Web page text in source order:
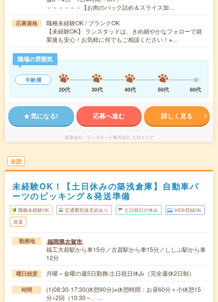
－－－－－－【お肉のパック詰め＆スライス加…
応募資格
職種未経験OK / ブランクOK
【未経験OK】 ランスタッドは、きめ細やかなフォローで就
業後も安心！お気軽に何でもご相談ください！※…
職場の雰囲気
年齢層
20代
30代 40代 50代 60代
気になる! 応募へ進む 詳しく見る
派遣会社 ランスタッド株式会社 九州エリア
未読
未経験OK！【土日休みの築浅倉庫】自動車パ
ーツのピッキング＆発送準備
職種未経験OK 交通費別途支給あり 土日祝日が休み WEB登録OK
派遣
勤務地 福岡県古賀市
福工大前駅から車15分／古賀駅から車15分／ししぶ駅から車
12分
曜日頻度 月曜～金曜の週5日勤務/土日祝日休み（完全週休2日制）
時間
(1)08:30-17:30(休憩90分)※休憩時間：お昼60分＋小休憩15
分×2回（10:30～、…